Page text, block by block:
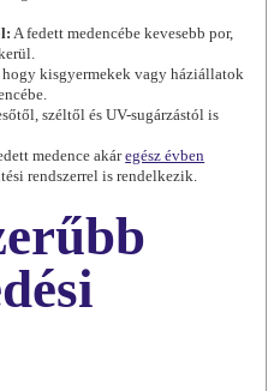
A fedett medencébe kevesebb por,
kisgyermekek vagy háziállatok
széltől és UV-sugárzástól is
medence akáregész évben
rendszerrel is rendelkezik.